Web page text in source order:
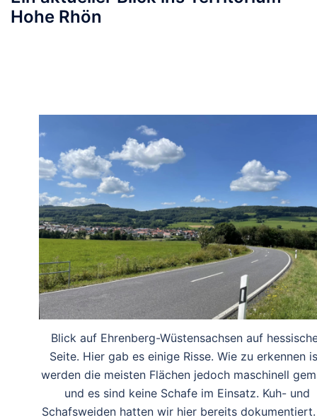
Hohe Rhön
Blick auf Ehrenberg-Wüstensachsen auf
Seite. Hier gab es einige Risse. Wie zu erkennen
werden die meisten Flächen jedoch maschinell
und es sind keine Schafe im Einsatz. Kuh- und
Schafsweiden hatten wir hier bereits dokumentiert.